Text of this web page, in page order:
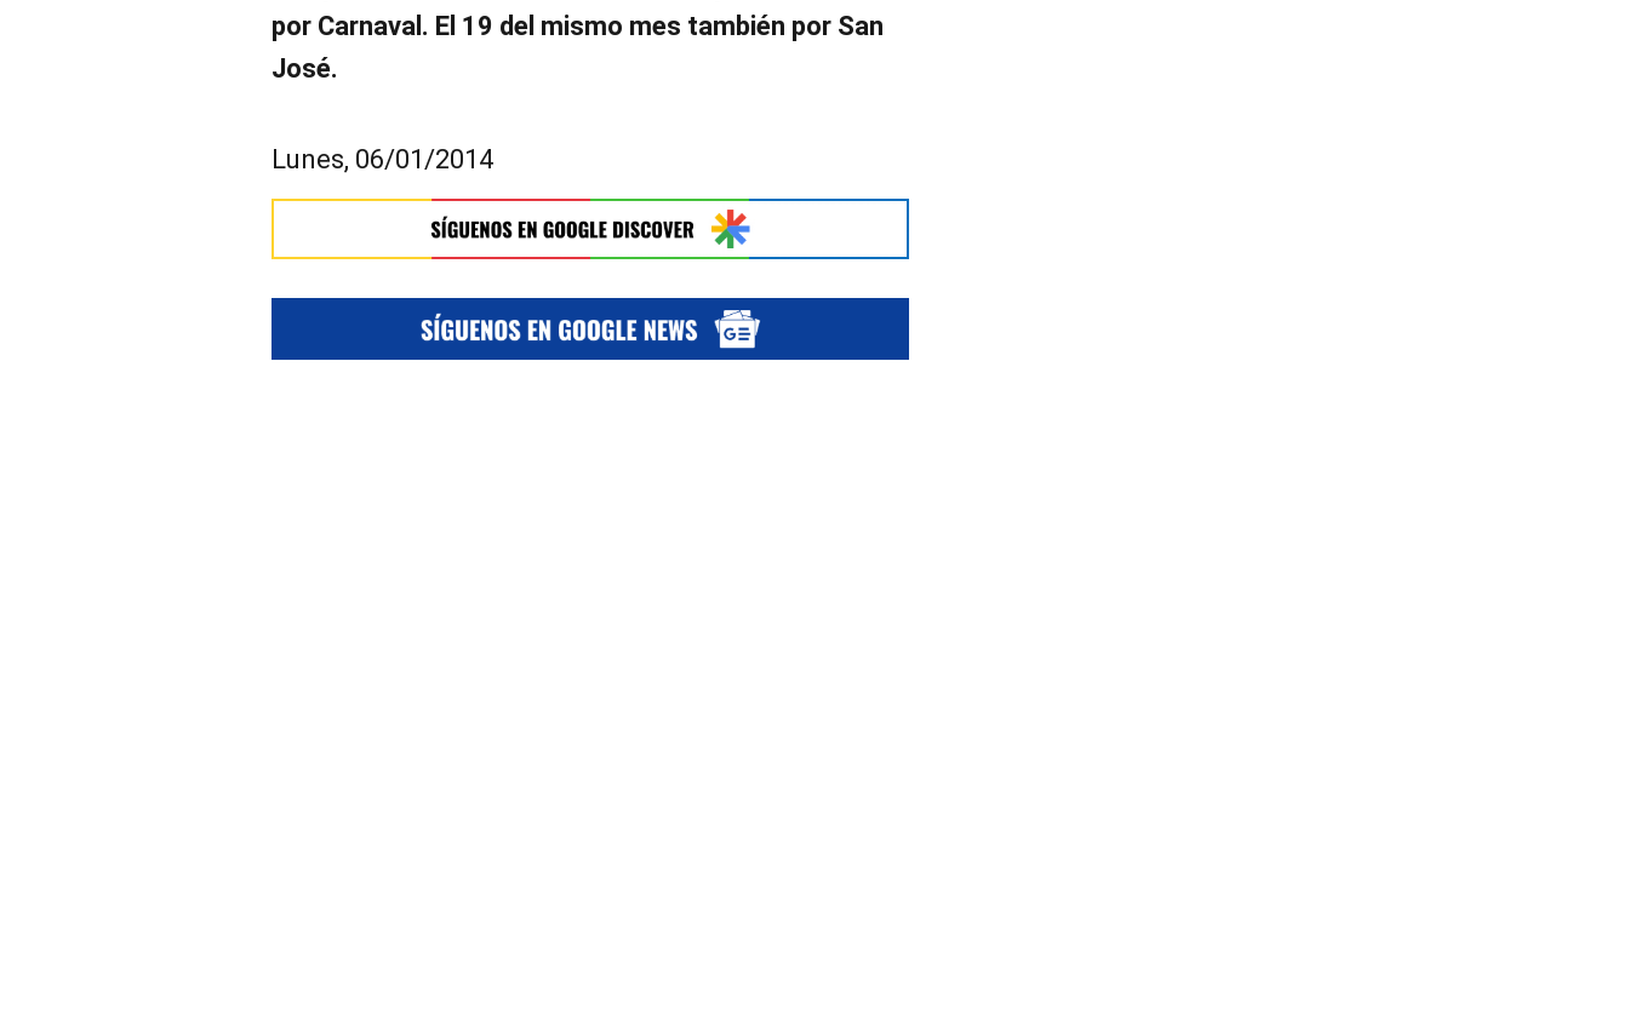
por Carnaval. El 19 del mismo mes también por San
José.
Lunes, 06/01/2014